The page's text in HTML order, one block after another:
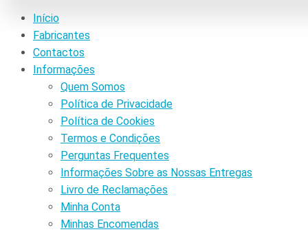
Início
Fabricantes
Contactos
Informações
Quem Somos
Política de Privacidade
Política de Cookies
Termos e Condições
Perguntas Frequentes
Informações Sobre as Nossas Entregas
Livro de Reclamações
Minha Conta
Minhas Encomendas